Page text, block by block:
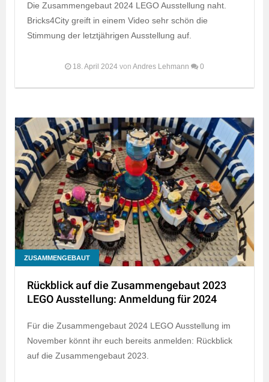
Die Zusammengebaut 2024 LEGO Ausstellung naht.
Bricks4City greift in einem Video sehr schön die
Stimmung der letztjährigen Ausstellung auf.
18. April 2024 von Andres Lehmann 0
ZUSAMMENGEBAUT
Rückblick auf die Zusammengebaut 2023
LEGO Ausstellung: Anmeldung für 2024
Für die Zusammengebaut 2024 LEGO Ausstellung im
November könnt ihr euch bereits anmelden: Rückblick
auf die Zusammengebaut 2023.